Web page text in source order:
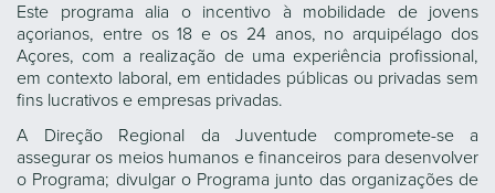
Este programa alia o incentivo à mobilidade de jovens
açorianos, entre os 18 e os 24 anos, no arquipélago dos
Açores, com a realização de uma experiência profissional,
em contexto laboral, em entidades públicas ou privadas sem
fins lucrativos e empresas privadas.
A Direção Regional da Juventude compromete-se a
assegurar os meios humanos e financeiros para desenvolver
o Programa; divulgar o Programa junto das organizações de